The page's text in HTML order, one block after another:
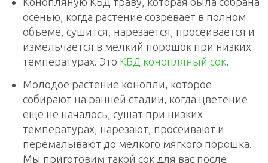
осенью, когда растение созревает в полном
объеме, сушится, нарезается, просеивается и
измельчается в мелкий порошок при низких
температурах. Это КБД конопляный сок.
Молодое растение конопли, которое
собирают на ранней стадии, когда цветение
еще не началось, сушат при низких
температурах, нарезают, просеивают и
перемалывают до мелкого мягкого порошка.
Мы приготовим такой сок для вас после